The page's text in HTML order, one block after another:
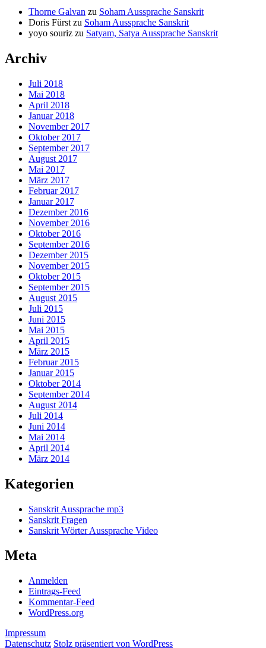
Thorne Galvan zu Soham Aussprache Sanskrit
Doris Fürst zu Soham Aussprache Sanskrit
yoyo souriz zu Satyam, Satya Aussprache Sanskrit
Archiv
Juli 2018
Mai 2018
April 2018
Januar 2018
November 2017
Oktober 2017
September 2017
August 2017
Mai 2017
März 2017
Februar 2017
Januar 2017
Dezember 2016
November 2016
Oktober 2016
September 2016
Dezember 2015
November 2015
Oktober 2015
September 2015
August 2015
Juli 2015
Juni 2015
Mai 2015
April 2015
März 2015
Februar 2015
Januar 2015
Oktober 2014
September 2014
August 2014
Juli 2014
Juni 2014
Mai 2014
April 2014
März 2014
Kategorien
Sanskrit Aussprache mp3
Sanskrit Fragen
Sanskrit Wörter Aussprache Video
Meta
Anmelden
Eintrags-Feed
Kommentar-Feed
WordPress.org
Impressum
Datenschutz Stolz präsentiert von WordPress